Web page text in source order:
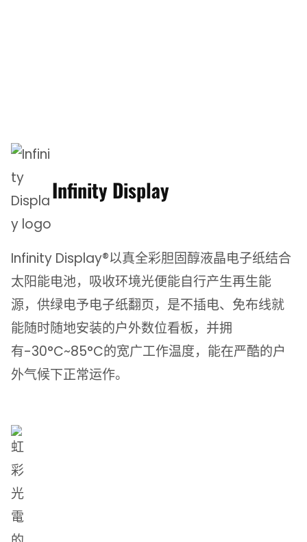
Infinity Display
Infinity Display®以真全彩胆固醇液晶电子纸结合
太阳能电池，吸收环境光便能自行产生再生能
源，供绿电予电子纸翻页，是不插电、免布线就
能随时随地安装的户外数位看板，并拥
有-30°C~85°C的宽广工作温度，能在严酷的户
外气候下正常运作。